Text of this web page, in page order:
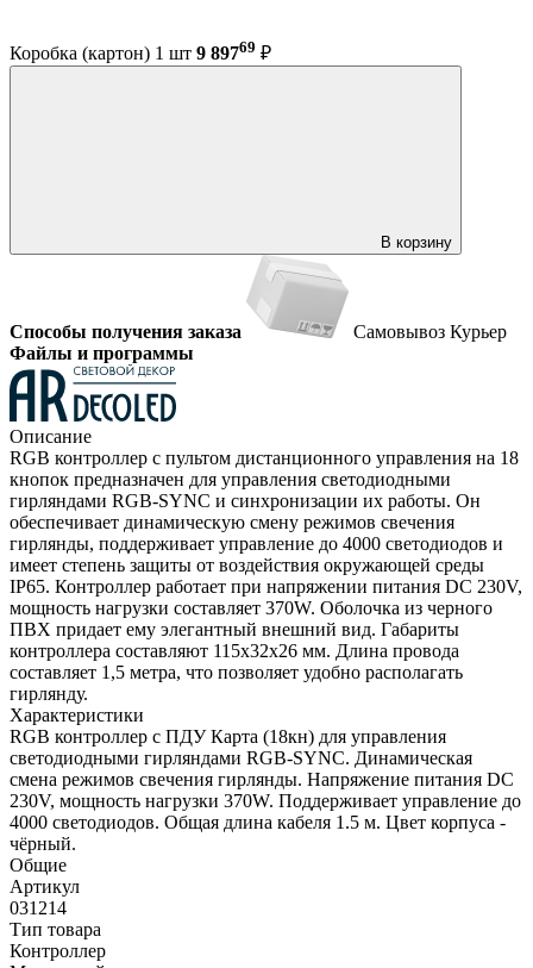
Коробка (картон) 1 шт 9 89769 ₽
В корзину
Способы получения заказа Самовывоз Курьер
Файлы и программы
Описание
RGB контроллер с пультом дистанционного управления на 18
кнопок предназначен для управления светодиодными
гирляндами RGB-SYNC и синхронизации их работы. Он
обеспечивает динамическую смену режимов свечения
гирлянды, поддерживает управление до 4000 светодиодов и
имеет степень защиты от воздействия окружающей среды
IP65. Контроллер работает при напряжении питания DC 230V,
мощность нагрузки составляет 370W. Оболочка из черного
ПВХ придает ему элегантный внешний вид. Габариты
контроллера составляют 115х32х26 мм. Длина провода
составляет 1,5 метра, что позволяет удобно располагать
гирлянду.
Характеристики
RGB контроллер с ПДУ Карта (18кн) для управления
светодиодными гирляндами RGB-SYNC. Динамическая
смена режимов свечения гирлянды. Напряжение питания DC
230V, мощность нагрузки 370W. Поддерживает управление до
4000 светодиодов. Общая длина кабеля 1.5 м. Цвет корпуса -
чёрный.
Общие
Артикул
031214
Тип товара
Контроллер